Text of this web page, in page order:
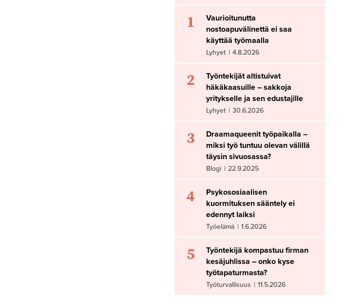
1
Vaurioitunutta
nostoapuvälinettä ei saa
käyttää työmaalla
Lyhyet | 4.8.2026
2
Työntekijät altistuivat
häkäkaasuille – sakkoja
yritykselle ja sen edustajille
Lyhyet | 30.6.2026
3
Draamaqueenit työpaikalla –
miksi työ tuntuu olevan välillä
täysin sivuosassa?
Blogi | 22.9.2025
4
Psykososiaalisen
kuormituksen sääntely ei
edennyt laiksi
Työelämä | 1.6.2026
5
Työntekijä kompastuu firman
kesäjuhlissa – onko kyse
työtapaturmasta?
Työturvallisuus | 11.5.2026